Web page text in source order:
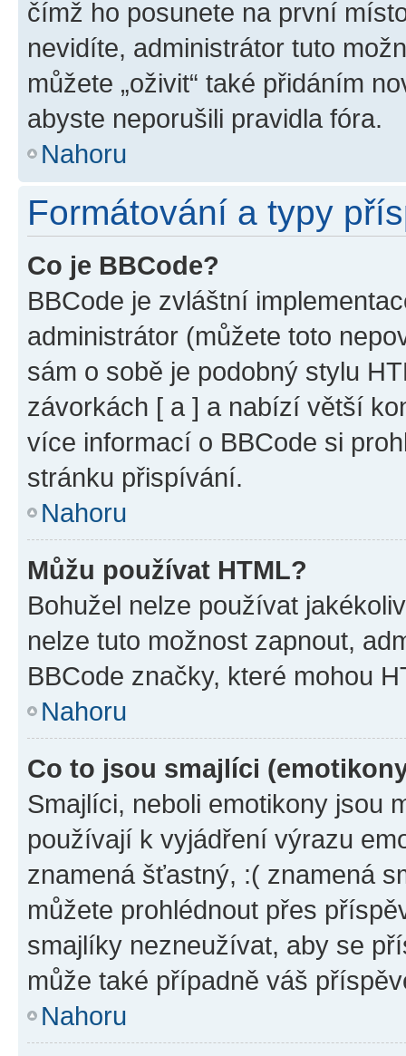
čímž ho posunete na první
nevidíte, administrátor tuto
můžete „oživit“ také přidáním
abyste neporušili pravidla fóra.
Nahoru
Formátování a typy
Co je BBCode?
BBCode je zvláštní
administrátor (můžete toto
sám o sobě je podobný stylu
závorkách [ a ] a nabízí větší
více informací o BBCode si
stránku přispívání.
Nahoru
Můžu používat HTML?
Bohužel nelze používat
nelze tuto možnost zapnout,
BBCode značky, které mohou
Nahoru
Co to jsou smajlíci
Smajlíci, neboli emotikony jsou
používají k vyjádření výrazu
znamená šťastný, :( znamená
můžete prohlédnout přes
smajlíky nezneužívat, aby se
může také případně váš
Nahoru